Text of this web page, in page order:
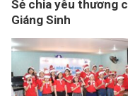
Sẻ chia yêu thương
Giáng Sinh